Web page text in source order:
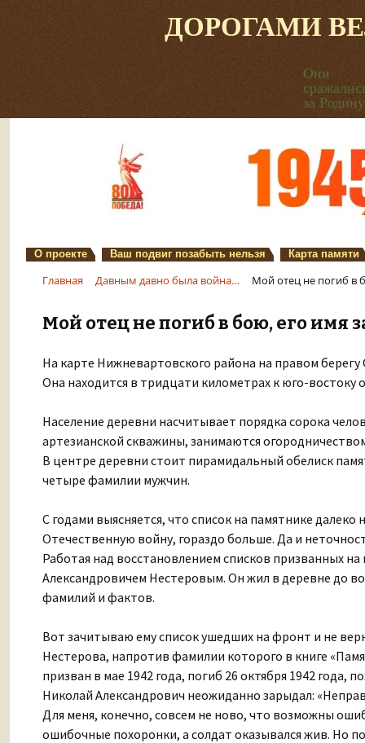
ДОРОГАМИ
Они
за Родину
О проекте Ваш подвиг позабыть нельзя Карта памяти
Главная Давным давно была война… Мой отец не погиб в
Мой отец не погиб в бою, его имя
На карте Нижневартовского района на правом
Она находится в тридцати километрах к юго-
Население деревни насчитывает порядка сорока
артезианской скважины, занимаются
В центре деревни стоит пирамидальный обелиск
четыре фамилии мужчин.
С годами выясняется, что список на памятнике
Отечественную войну, гораздо больше. Да и
Работая над восстановлением списков призванных
Александровичем Нестеровым. Он жил в деревне до
фамилий и фактов.
Вот зачитываю ему список ушедших на фронт и не
Нестерова, напротив фамилии которого в книге
призван в мае 1942 года, погиб 26 октября 1942 года,
Николай Александрович неожиданно зарыдал:
Для меня, конечно, совсем не ново, что возможны
ошибочные похоронки, а солдат оказывался жив. Но